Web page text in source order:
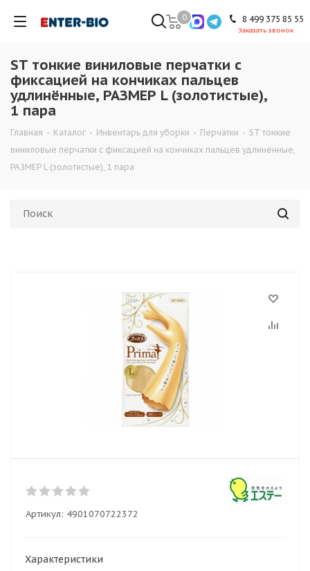
8 499 375 85 55
Заказать звонок
0
ST тонкие виниловые перчатки с
фиксацией на кончиках пальцев
удлинённые, РАЗМЕР L (золотистые),
1 пара
Главная - Каталог - Инвентарь для уборки - Перчатки - ST тонкие
виниловые перчатки с фиксацией на кончиках пальцев удлинённые,
РАЗМЕР L (золотистые), 1 пара
Артикул: 4901070722372
Характеристики